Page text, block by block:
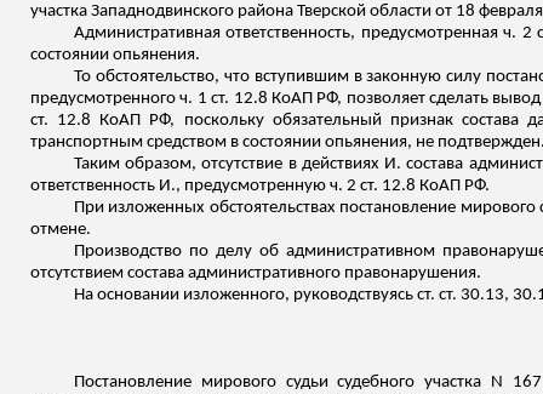
участка Западнодвинского района Тверской области от 18
Административная ответственность, предусмотренная ч.
состоянии опьянения.
То обстоятельство, что вступившим в законную силу
предусмотренного ч. 1 ст. 12.8 КоАП РФ, позволяет сделать
ст. 12.8 КоАП РФ, поскольку обязательный признак состава
транспортным средством в состоянии опьянения, не
Таким образом, отсутствие в действиях И. состава
ответственность И., предусмотренную ч. 2 ст. 12.8 КоАП РФ.
При изложенных обстоятельствах постановление
отмене.
Производство по делу об административном
отсутствием состава административного правонарушения.
На основании изложенного, руководствуясь ст. ст. 30.13,
Постановление мирового судьи судебного участка N